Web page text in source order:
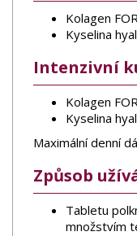
Kolagen
Kyselina
Intenzivní
Kolagen
Kyselina
Maximální denní
Způsob
Tabletu
množstvím